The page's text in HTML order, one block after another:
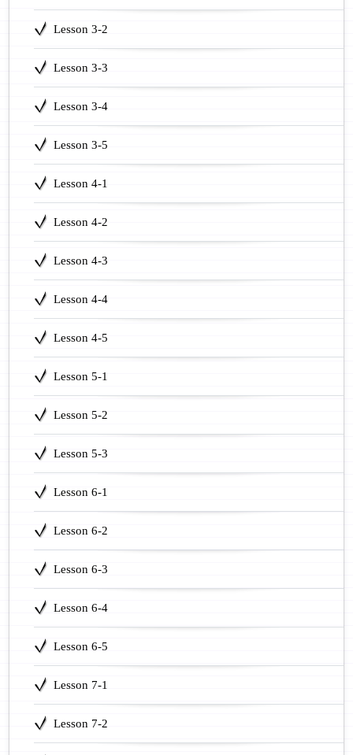
Lesson 3-2
Lesson 3-3
Lesson 3-4
Lesson 3-5
Lesson 4-1
Lesson 4-2
Lesson 4-3
Lesson 4-4
Lesson 4-5
Lesson 5-1
Lesson 5-2
Lesson 5-3
Lesson 6-1
Lesson 6-2
Lesson 6-3
Lesson 6-4
Lesson 6-5
Lesson 7-1
Lesson 7-2